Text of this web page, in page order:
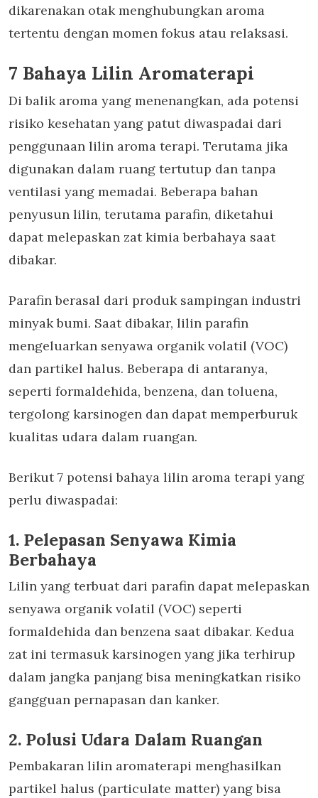
dikarenakan otak menghubungkan aroma
tertentu dengan momen fokus atau relaksasi.
7 Bahaya Lilin Aromaterapi
Di balik aroma yang menenangkan, ada potensi
risiko kesehatan yang patut diwaspadai dari
penggunaan lilin aroma terapi. Terutama jika
digunakan dalam ruang tertutup dan tanpa
ventilasi yang memadai. Beberapa bahan
penyusun lilin, terutama parafin, diketahui
dapat melepaskan zat kimia berbahaya saat
dibakar.
Parafin berasal dari produk sampingan industri
minyak bumi. Saat dibakar, lilin parafin
mengeluarkan senyawa organik volatil (VOC)
dan partikel halus. Beberapa di antaranya,
seperti formaldehida, benzena, dan toluena,
tergolong karsinogen dan dapat memperburuk
kualitas udara dalam ruangan.
Berikut 7 potensi bahaya lilin aroma terapi yang
perlu diwaspadai:
1. Pelepasan Senyawa Kimia
Berbahaya
Lilin yang terbuat dari parafin dapat melepaskan
senyawa organik volatil (VOC) seperti
formaldehida dan benzena saat dibakar. Kedua
zat ini termasuk karsinogen yang jika terhirup
dalam jangka panjang bisa meningkatkan risiko
gangguan pernapasan dan kanker.
2. Polusi Udara Dalam Ruangan
Pembakaran lilin aromaterapi menghasilkan
partikel halus (particulate matter) yang bisa